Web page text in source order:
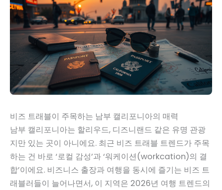
비즈 트래블이 주목하는 남부 캘리포니아의 매력
남부 캘리포니아는 할리우드, 디즈니랜드 같은 유명 관광
지만 있는 곳이 아니에요. 최근 비즈 트래블 트렌드가 주목
하는 건 바로 ‘로컬 감성’과 ‘워케이션(workcation)의 결
합’이에요. 비즈니스 출장과 여행을 동시에 즐기는 비즈 트
래블러들이 늘어나면서, 이 지역은 2026년 여행 트렌드의